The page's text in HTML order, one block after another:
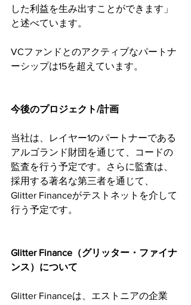
した利益を生み出すことができます」
と述べています。
VCファンドとのアクティブなパートナ
ーシップは15を超えています。
今後のプロジェクト/計画
当社は、レイヤー1のパートナーである
アルゴランド財団を通じて、コードの
監査を行う予定です。さらに監査は、
採用する著名な第三者を通じて、
Glitter Financeがテストネットを介して
行う予定です。
Glitter Finance（グリッター・ファイナ
ンス）について
Glitter Financeは、エストニアの企業